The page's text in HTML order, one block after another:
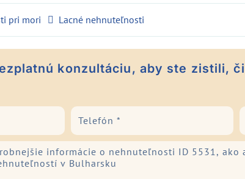
pri mori Lacné nehnuteľnosti
konzultáciu, aby ste zistili,